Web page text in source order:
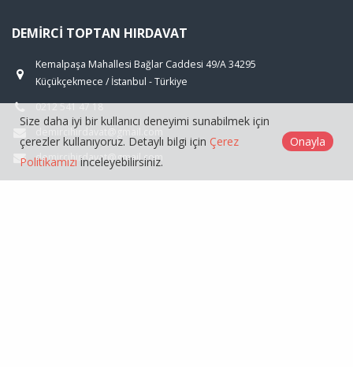
DEMIRCI TOPTAN HIRDAVAT
Kemalpaşa Mahallesi Bağlar Caddesi 49/A 34295
Küçükçekmece / İstanbul - Türkiye
0212 541 47 18
demircihirdavat@gmail.com
demircihirdavat@gmail.com
Size daha iyi bir kullanıcı deneyimi sunabilmek için
çerezler kullanıyoruz. Detaylı bilgi için Çerez
Politikamızı inceleyebilirsiniz.
Onayla